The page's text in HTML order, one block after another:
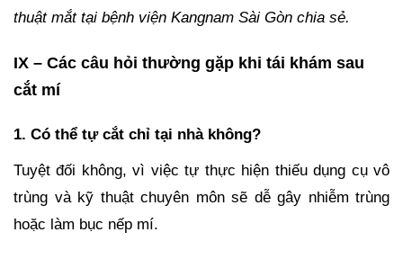
thuật mắt tại bệnh viện Kangnam Sài Gòn chia sẻ.
IX – Các câu hỏi thường gặp khi tái khám sau
cắt mí
1. Có thể tự cắt chỉ tại nhà không?
Tuyệt đối không, vì việc tự thực hiện thiếu dụng cụ vô
trùng và kỹ thuật chuyên môn sẽ dễ gây nhiễm trùng
hoặc làm bục nếp mí.